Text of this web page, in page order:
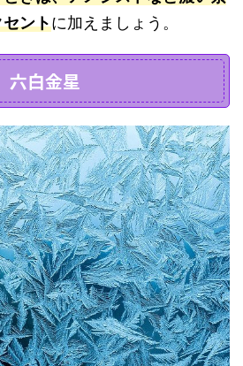
ントに加えましょう。
六白金星